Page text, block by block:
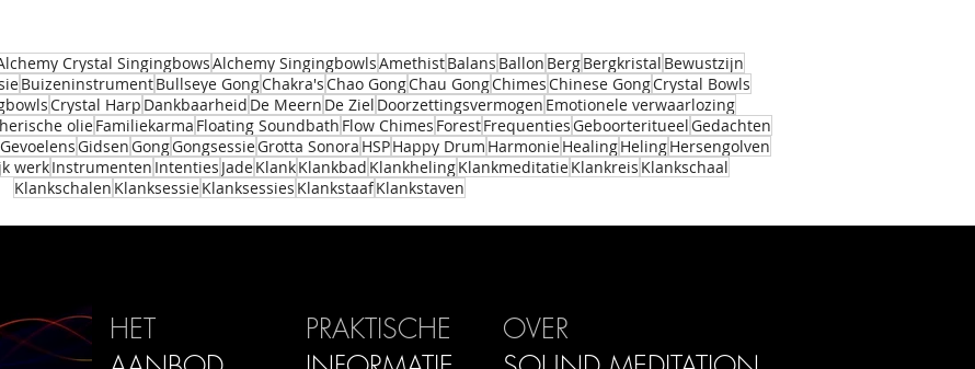
Crystal SingingbowsAlchemy SingingbowlsAmethistBalans Ballon BergBergkristal Bewustzijn
BuizeninstrumentBullseye GongChakra'sChao GongChau GongChimesChinese GongCrystal Bowls
Crystal Harp Dankbaarheid De Meern De Ziel Doorzettingsvermogen Emotionele verwaarlozing
olieFamiliekarma Floating Soundbath Flow Chimes ForestFrequentiesGeboorteritueelGedachten
GevoelensGidsenGongGongsessieGrotta Sonora HSPHappy Drum HarmonieHealingHelingHersengolven
werkInstrumenten Intenties JadeKlankKlankbad KlankhelingKlankmeditatieKlankreis Klankschaal
Klankschalen KlanksessieKlanksessies KlankstaafKlankstaven
HET
PRAKTISCHE
OVER